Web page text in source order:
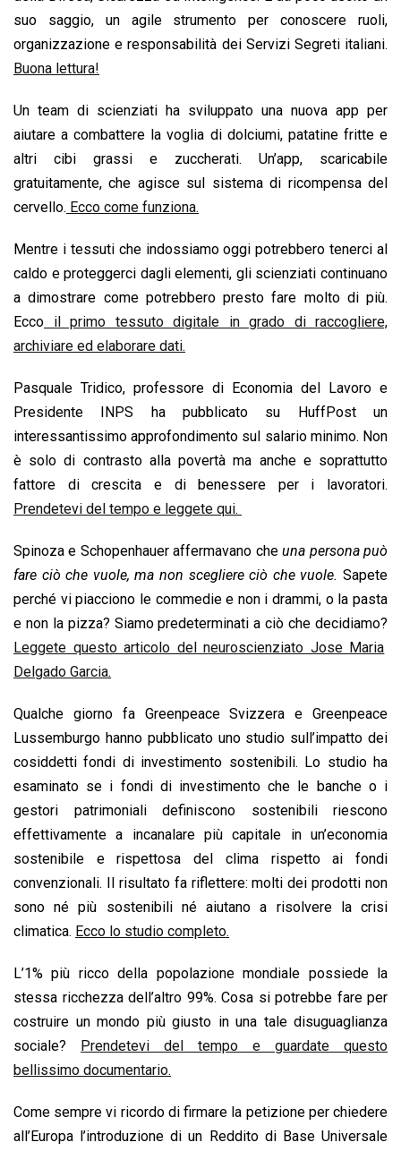
suo saggio, un agile strumento per conoscere ruoli,
organizzazione e responsabilità dei Servizi Segreti italiani.
Buona lettura!
Un team di scienziati ha sviluppato una nuova app per
aiutare a combattere la voglia di dolciumi, patatine fritte e
altri cibi grassi e zuccherati. Un’app, scaricabile
gratuitamente, che agisce sul sistema di ricompensa del
cervello. Ecco come funziona.
Mentre i tessuti che indossiamo oggi potrebbero tenerci al
caldo e proteggerci dagli elementi, gli scienziati continuano
a dimostrare come potrebbero presto fare molto di più.
Ecco il primo tessuto digitale in grado di raccogliere,
archiviare ed elaborare dati.
Pasquale Tridico, professore di Economia del Lavoro e
Presidente INPS ha pubblicato su HuffPost un
interessantissimo approfondimento sul salario minimo. Non
è solo di contrasto alla povertà ma anche e soprattutto
fattore di crescita e di benessere per i lavoratori.
Prendetevi del tempo e leggete qui.
Spinoza e Schopenhauer affermavano cheuna persona può
fare ciò che vuole, ma non scegliere ciò che vuole. Sapete
perché vi piacciono le commedie e non i drammi, o la pasta
e non la pizza? Siamo predeterminati a ciò che decidiamo?
Leggete questo articolo del neuroscienziato Jose Maria
Delgado Garcia.
Qualche giorno fa Greenpeace Svizzera e Greenpeace
Lussemburgo hanno pubblicato uno studio sull’impatto dei
cosiddetti fondi di investimento sostenibili. Lo studio ha
esaminato se i fondi di investimento che le banche o i
gestori patrimoniali definiscono sostenibili riescono
effettivamente a incanalare più capitale in un’economia
sostenibile e rispettosa del clima rispetto ai fondi
convenzionali. Il risultato fa riflettere: molti dei prodotti non
sono né più sostenibili né aiutano a risolvere la crisi
climatica. Ecco lo studio completo.
L’1% più ricco della popolazione mondiale possiede la
stessa ricchezza dell’altro 99%. Cosa si potrebbe fare per
costruire un mondo più giusto in una tale disuguaglianza
sociale? Prendetevi del tempo e guardate questo
bellissimo documentario.
Come sempre vi ricordo di firmare la petizione per chiedere
all’Europa l’introduzione di un Reddito di Base Universale